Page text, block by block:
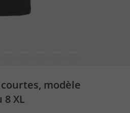
modèle
XL